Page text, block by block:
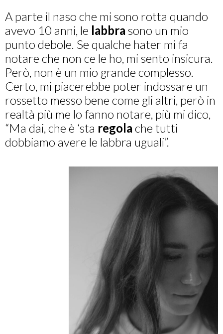
A parte il naso che mi sono rotta quando
avevo 10 anni, le labbra sono un mio
punto debole. Se qualche hater mi fa
notare che non ce le ho, mi sento insicura.
Però, non è un mio grande complesso.
Certo, mi piacerebbe poter indossare un
rossetto messo bene come gli altri, però in
realtà più me lo fanno notare, più mi dico,
“Ma dai, che è ‘sta regola che tutti
dobbiamo avere le labbra uguali”.